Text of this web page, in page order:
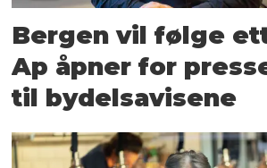
Bergen vil følge
Ap åpner for
til bydelsavisene